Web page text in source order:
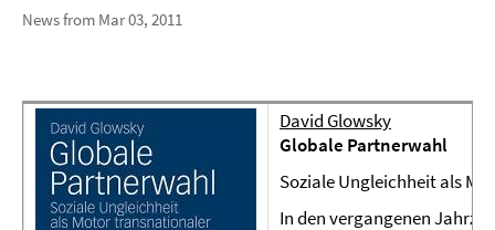
News from Mar 03, 2011
David Glowsky
Globale Partnerwahl
Soziale Ungleichheit als
In den vergangenen